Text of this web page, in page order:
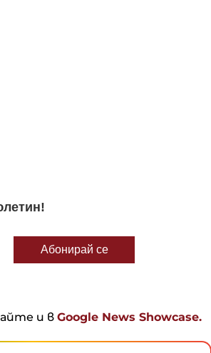
и в Google News Showcase.